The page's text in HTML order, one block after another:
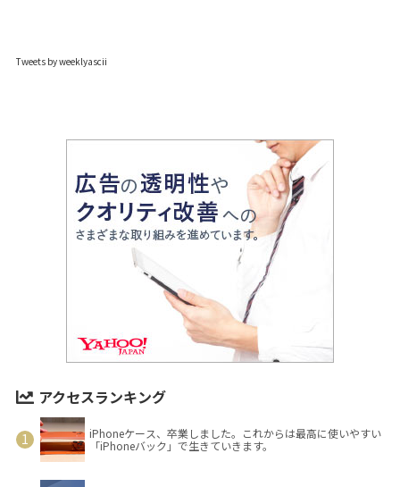
Tweets by weeklyascii
アクセスランキング
iPhoneケース、卒業しました。これからは最高に使いやすい
「iPhoneバック」で生きていきます。